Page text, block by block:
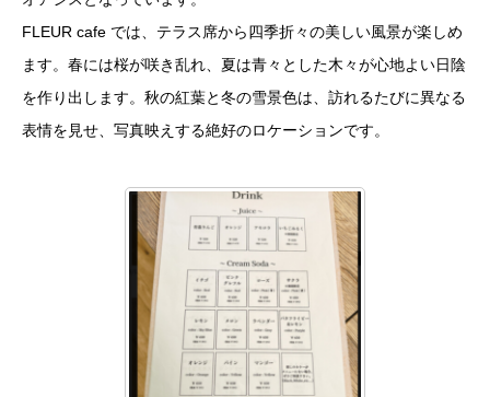
FLEUR cafe では、テラス席から四季折々の美しい風景が楽しめ
ます。春には桜が咲き乱れ、夏は青々とした木々が心地よい日陰
を作り出します。秋の紅葉と冬の雪景色は、訪れるたびに異なる
表情を見せ、写真映えする絶好のロケーションです。